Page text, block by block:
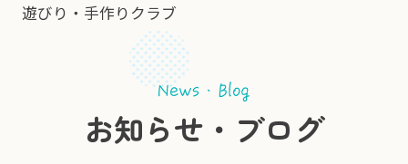
遊びり・手作りクラブ
お知らせ・ブログ